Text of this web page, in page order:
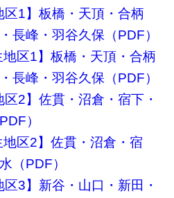
1】板橋・天頂・合柄
長峰・羽谷久保（PDF）
区1】板橋・天頂・合柄
長峰・羽谷久保（PDF）
2】佐貫・沼倉・宿下・
）
区2】佐貫・沼倉・宿
（PDF）
3】新谷・山口・新田・